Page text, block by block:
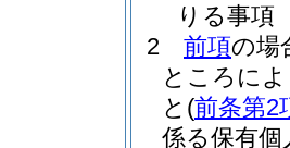
りる事項
2
前項の場
ところに
と (前条第2
係る保有